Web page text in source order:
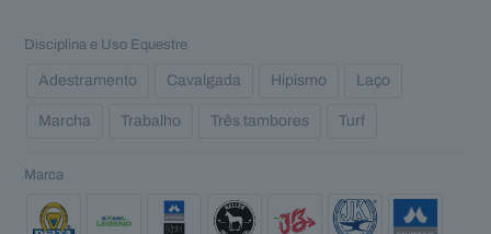
Disciplina e Uso Equestre
Adestramento Cavalgada Hipismo Laço
Marcha Trabalho Três tambores Turf
Marca